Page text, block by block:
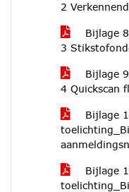
2
Bijlage
3
Bijlage
4 Quickscan
Bijlage
Bijlage